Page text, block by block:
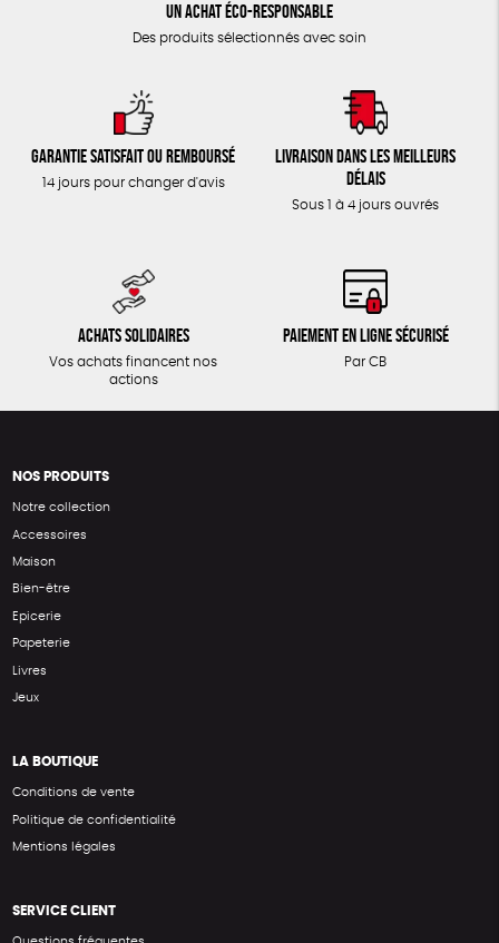
Un achat éco-responsable
Des produits sélectionnés avec soin
Garantie satisfait ou remboursé
14 jours pour changer d'avis
Livraison dans les meilleurs
délais
Sous 1 à 4 jours ouvrés
Achats solidaires
Vos achats financent nos
actions
Paiement en ligne sécurisé
Par CB
NOS PRODUITS
Notre collection
Accessoires
Maison
Bien-être
Epicerie
Papeterie
Livres
Jeux
LA BOUTIQUE
Conditions de vente
Politique de confidentialité
Mentions légales
SERVICE CLIENT